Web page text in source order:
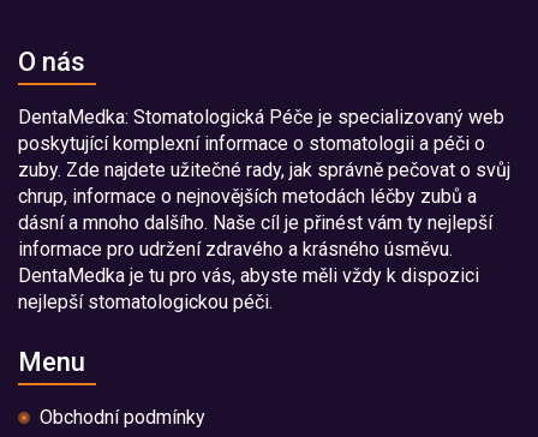
O nás
DentaMedka: Stomatologická Péče je specializovaný web
poskytující komplexní informace o stomatologii a péči o
zuby. Zde najdete užitečné rady, jak správně pečovat o svůj
chrup, informace o nejnovějších metodách léčby zubů a
dásní a mnoho dalšího. Naše cíl je přinést vám ty nejlepší
informace pro udržení zdravého a krásného úsměvu.
DentaMedka je tu pro vás, abyste měli vždy k dispozici
nejlepší stomatologickou péči.
Menu
Obchodní podmínky